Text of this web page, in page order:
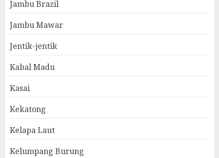
Jambu Brazil
Jambu Mawar
Jentik-jentik
Kabal Madu
Kasai
Kekatong
Kelapa Laut
Kelumpang Burung